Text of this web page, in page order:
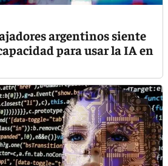
argentinos siente
para usar la IA en